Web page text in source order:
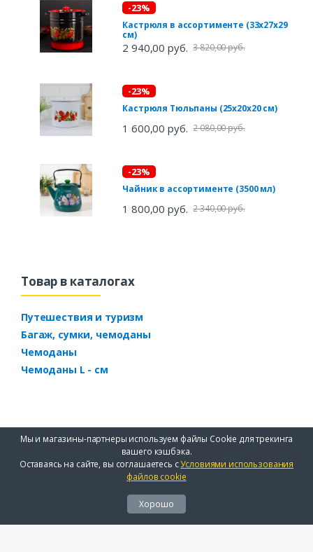
-23%
Кастрюля в ассортименте (33х27х29
см)
2 940,00 руб. 3 820,00 руб.
-23%
Кастрюля Тюльпаны (25х20х20 см)
1 600,00 руб. 2 080,00 руб.
-23%
Чайник в ассортименте (3500 мл)
1 800,00 руб. 2 340,00 руб.
Товар в каталогах
Путешествия и туризм
Багаж, сумки, чемоданы
Чемоданы
Чемоданы L - см
Мы и магазины-партнеры используем файлы Cookie для трекинга
вашего кэшбэка.
Оставаясь на сайте, вы соглашаетесь сУсловиями использования
файлов cookie
Хорошо